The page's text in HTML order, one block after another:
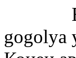
gogolya